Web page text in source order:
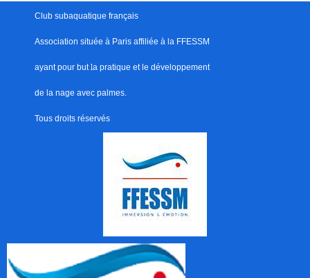
Club subaquatique français
Association située à Paris affiliée à la FFESSM
ayant pour but la pratique et le développement
de la nage avec palmes.
Tous droits réservés